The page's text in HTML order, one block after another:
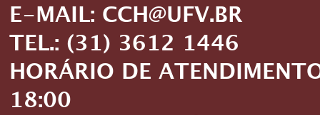
E-MAIL: CCH@UFV.BR
TEL.: (31) 3612 1446
HORÁRIO DE
18:00